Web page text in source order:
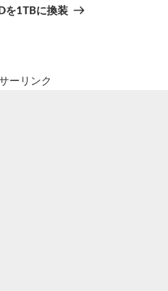
を1TBに換装
ーリンク